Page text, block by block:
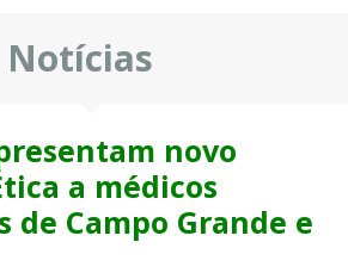
Notícias
novo
a médicos
Campo Grande e